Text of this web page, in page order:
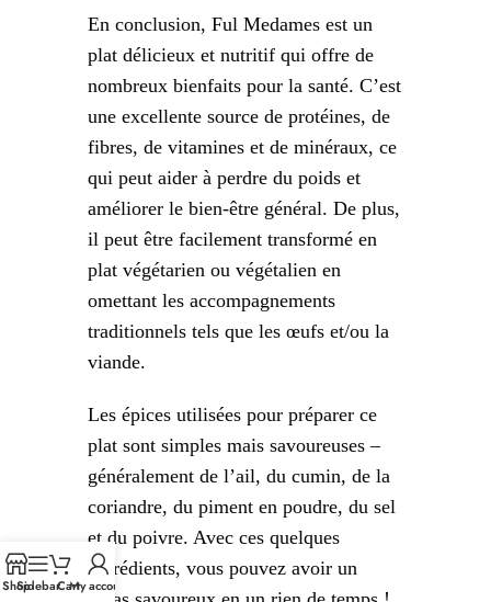
En conclusion, Ful Medames est un
plat délicieux et nutritif qui offre de
nombreux bienfaits pour la santé. C’est
une excellente source de protéines, de
fibres, de vitamines et de minéraux, ce
qui peut aider à perdre du poids et
améliorer le bien-être général. De plus,
il peut être facilement transformé en
plat végétarien ou végétalien en
omettant les accompagnements
traditionnels tels que les œufs et/ou la
viande.
Les épices utilisées pour préparer ce
plat sont simples mais savoureuses –
généralement de l’ail, du cumin, de la
coriandre, du piment en poudre, du sel
et du poivre. Avec ces quelques
ingrédients, vous pouvez avoir un
ShopSidebarCartMy account